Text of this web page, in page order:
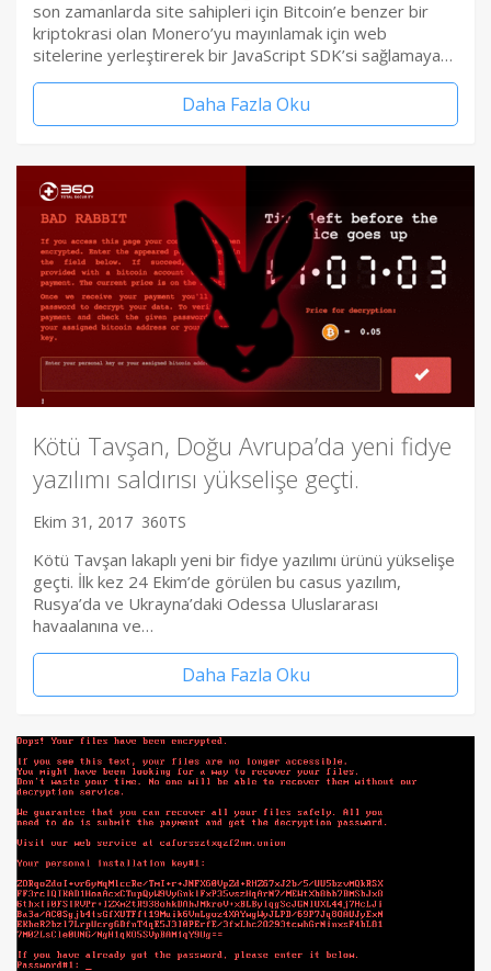
son zamanlarda site sahipleri için Bitcoin’e benzer bir
kriptokrasi olan Monero’yu mayınlamak için web
sitelerine yerleştirerek bir JavaScript SDK’si sağlamaya…
Daha Fazla Oku
Kötü Tavşan, Doğu Avrupa’da yeni fidye
yazılımı saldırısı yükselişe geçti.
Ekim 31, 2017 360TS
Kötü Tavşan lakaplı yeni bir fidye yazılımı ürünü yükselişe
geçti. İlk kez 24 Ekim’de görülen bu casus yazılım,
Rusya’da ve Ukrayna’daki Odessa Uluslararası
havaalanına ve…
Daha Fazla Oku